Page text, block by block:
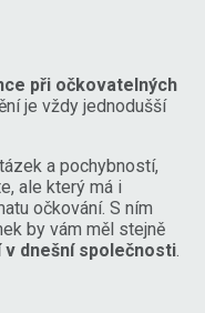
při očkovatelných
je vždy jednodušší
a pochybností,
ale který má i
očkování. S ním
by vám měl stejně
dnešní společnosti.